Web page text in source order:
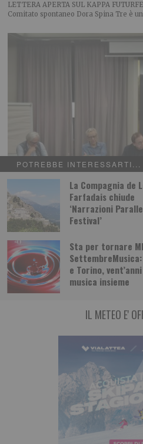
POTREBBE INTERESSARTI...
La Compagnia de
Farfadais chiude
‘Narrazioni
Festival’
Sta per tornare
e Torino,
musica insieme
LETTERA APERTA SUL KAPPA
Comitato spontaneo Dora Spina Tre è
L’importanza del centro in
Merlo, Nallo e Giachino a confronto Bel
organizzato dalla UDC torinese
IL METEO E'